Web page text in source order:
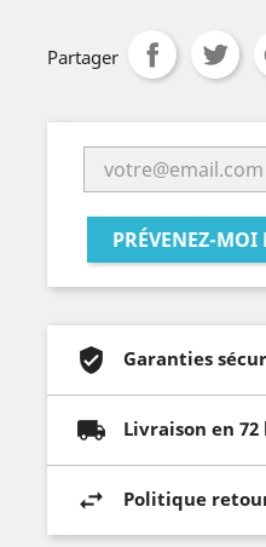
Partager
PRÉVENEZ-MOI
Garanties
Livraison en 72
Politique